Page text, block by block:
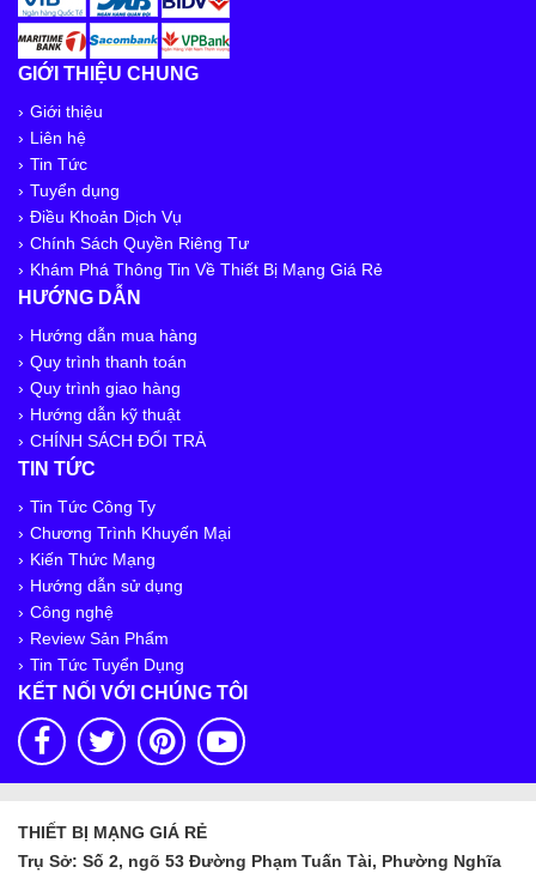
Cáp quang Multimode 12FO GYXTW 50/125µm
37.000₫ 43.000₫
Hộp ổ cắm âm bàn STS-201 – Sino Amigo chính
hãng, chất lượng
Cáp quang Multimode 8FO – 8 sợi GYXTW
29.000₫
Cáp điều khiển Belden 24 AWG 2 Pair
CI9401-0500)
GIỚI THIỆU CHUNG
Giới thiệu
Liên hệ
Tin Tức
Tuyển dụng
Điều Khoản Dịch Vụ
Chính Sách Quyền Riêng Tư
Khám Phá Thông Tin Về Thiết Bị Mạng Giá Rẻ
HƯỚNG DẪN
Hướng dẫn mua hàng
Quy trình thanh toán
Quy trình giao hàng
Hướng dẫn kỹ thuật
CHÍNH SÁCH ĐỔI TRẢ
TIN TỨC
Tin Tức Công Ty
Chương Trình Khuyến Mại
Kiến Thức Mạng
Hướng dẫn sử dụng
Công nghệ
Review Sản Phẩm
Tin Tức Tuyển Dụng
KẾT NỐI VỚI CHÚNG TÔI
THIẾT BỊ MẠNG GIÁ RẺ
Trụ Sở: Số 2, ngõ 53 Đường Phạm Tuấn Tài, Phường Nghĩa